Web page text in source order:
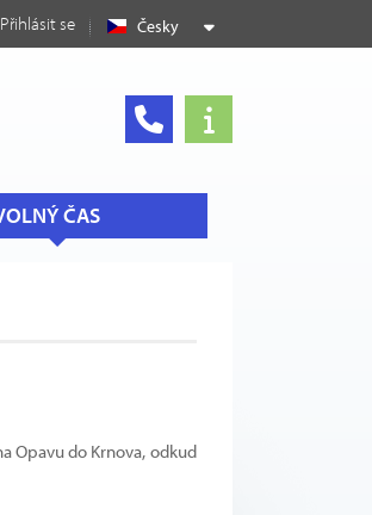
Česky
Přihlásit se
ČAS
Opavu do Krnova, odkud